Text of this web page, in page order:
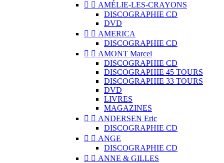
  AMÉLIE-LES-CRAYONS
DISCOGRAPHIE CD
DVD
  AMERICA
DISCOGRAPHIE CD
  AMONT Marcel
DISCOGRAPHIE CD
DISCOGRAPHIE 45 TOURS
DISCOGRAPHIE 33 TOURS
DVD
LIVRES
MAGAZINES
  ANDERSEN Eric
DISCOGRAPHIE CD
  ANGE
DISCOGRAPHIE CD
  ANNE & GILLES